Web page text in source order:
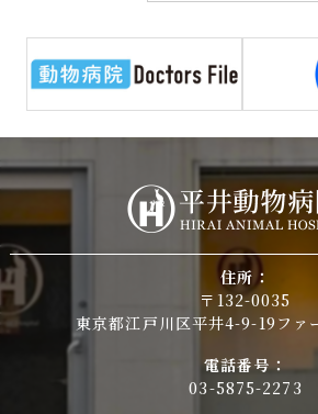
住所：
〒132-0035
東京都江戸川区平井4-9-19ファ
電話番号：
03-5875-2273